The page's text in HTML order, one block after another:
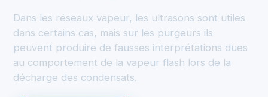
Dans les réseaux vapeur, les ultrasons sont utiles
dans certains cas, mais sur les purgeurs ils
peuvent produire de fausses interprétations dues
au comportement de la vapeur flash lors de la
décharge des condensats.